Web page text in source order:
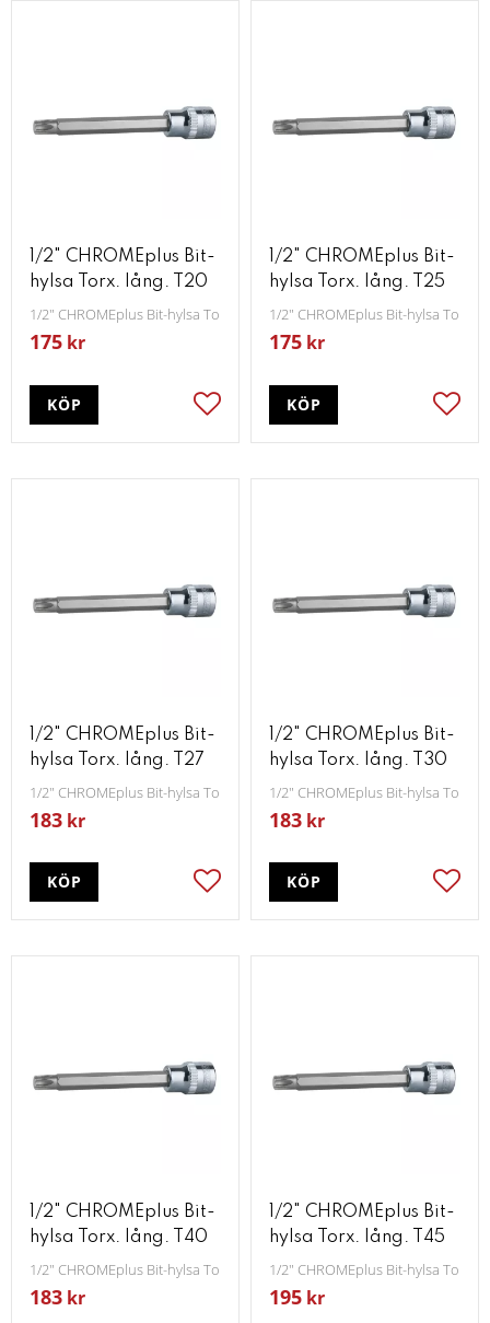
1/2" CHROMEplus Bit-
hylsa Torx. lång. T20
1/2" CHROMEplus Bit-hylsa Torx lång T20
175 kr
Lägg till i favoriter
KÖP
1/2" CHROMEplus Bit-
hylsa Torx. lång. T25
1/2" CHROMEplus Bit-hylsa Torx
175 kr
KÖP
1/2" CHROMEplus Bit-
hylsa Torx. lång. T27
1/2" CHROMEplus Bit-hylsa Torx lång T27
183 kr
Lägg till i favoriter
KÖP
1/2" CHROMEplus Bit-
hylsa Torx. lång. T30
1/2" CHROMEplus Bit-hylsa Torx
183 kr
KÖP
1/2" CHROMEplus Bit-
hylsa Torx. lång. T40
1/2" CHROMEplus Bit-hylsa Torx lång T40
183 kr
1/2" CHROMEplus Bit-
hylsa Torx. lång. T45
1/2" CHROMEplus Bit-hylsa Torx
195 kr